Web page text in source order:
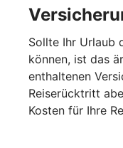
Sollte Ihr Urlaub
können, ist das
enthaltenen
Reiserücktritt
Kosten für Ihre